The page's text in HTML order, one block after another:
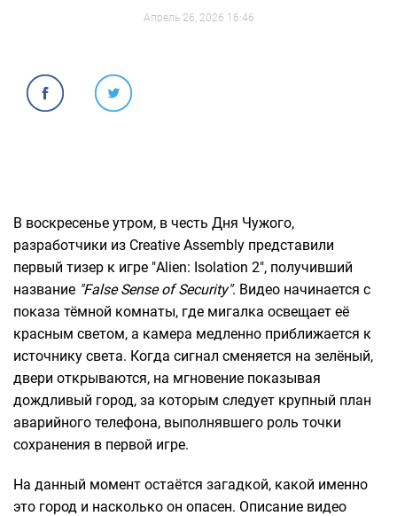
Апрель 26, 2026 16:46
В воскресенье утром, в честь Дня Чужого,
разработчики из Creative Assembly представили
первый тизер к игре "Alien: Isolation 2", получивший
название "False Sense of Security". Видео начинается с
показа тёмной комнаты, где мигалка освещает её
красным светом, а камера медленно приближается к
источнику света. Когда сигнал сменяется на зелёный,
двери открываются, на мгновение показывая
дождливый город, за которым следует крупный план
аварийного телефона, выполнявшего роль точки
сохранения в первой игре.
На данный момент остаётся загадкой, какой именно
это город и насколько он опасен. Описание видео